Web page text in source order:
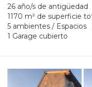
26 año/s de antigüedad
1170 m² de superficie
5 ambientes / Espacios
1 Garage cubierto